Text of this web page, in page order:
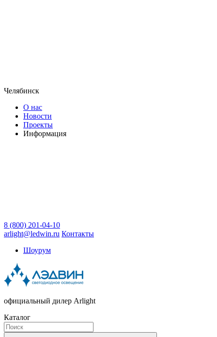
Челябинск
О нас
Новости
Проекты
Информация
8 (800) 201-04-10
arlight@ledwin.ru Контакты
Шоурум
официальный дилер Arlight
Каталог